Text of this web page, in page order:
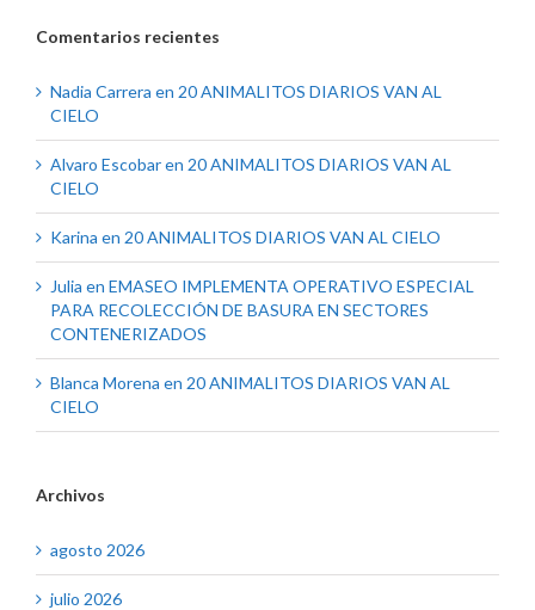
Comentarios recientes
Nadia Carrera en 20 ANIMALITOS DIARIOS VAN AL
CIELO
Alvaro Escobaren 20 ANIMALITOS DIARIOS VAN AL
CIELO
Karina en 20 ANIMALITOS DIARIOS VAN AL CIELO
Julia en EMASEO IMPLEMENTA OPERATIVO ESPECIAL
PARA RECOLECCIÓN DE BASURA EN SECTORES
CONTENERIZADOS
Blanca Morena en 20 ANIMALITOS DIARIOS VAN AL
CIELO
Archivos
agosto 2026
julio 2026